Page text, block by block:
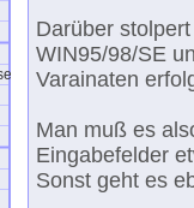
Darüber
WIN95/98/SE
Varainaten
Man muß es
Eingabefelder
Sonst geht es